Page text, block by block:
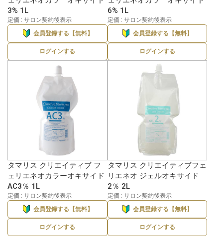
3% 1L
定価 : サロン契約後表示
会員登録する【無料】
ログインする
6% 1L
定価 : サロン契約後表示
会員登録する【無料】
ログインする
タマリス クリエイティブ フ
ェリエネオカラーオキサイド
AC3％ 1L
定価 : サロン契約後表示
会員登録する【無料】
ログインする
タマリス クリエイティブフェ
リエネオ ジェルオキサイド
2％ 2L
定価 : サロン契約後表示
会員登録する【無料】
ログインする